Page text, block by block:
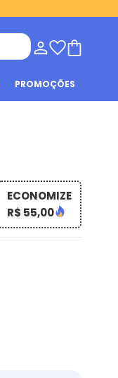
PROMOÇÕES
ECONOMIZE
R$ 55,00